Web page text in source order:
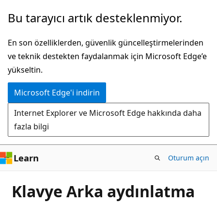
Ana
atla
Bu tarayıcı artık desteklenmiyor.
En son özelliklerden, güvenlik güncelleştirmelerinden
ve teknik destekten faydalanmak için Microsoft Edge’e
yükseltin.
Microsoft Edge'i indirin
Internet Explorer ve Microsoft Edge hakkında daha
fazla bilgi
Learn Oturum açın
Klavye Arka aydınlatma